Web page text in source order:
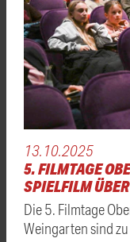
13.10.2025
5. FILMTAGE
SPIELFILM
Die 5. Filmtage
Weingarten sind